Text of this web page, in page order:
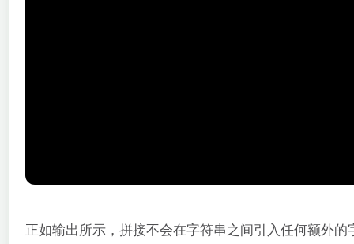
正如输出所示，拼接不会在字符串之间引入任何额外的